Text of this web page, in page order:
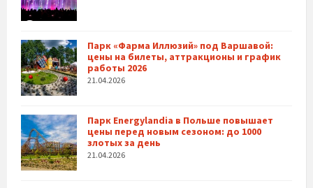
Парк «Фарма Иллюзий» под Варшавой:
цены на билеты, аттракционы и график
работы 2026
21.04.2026
Парк Energylandia в Польше повышает
цены перед новым сезоном: до 1000
злотых за день
21.04.2026